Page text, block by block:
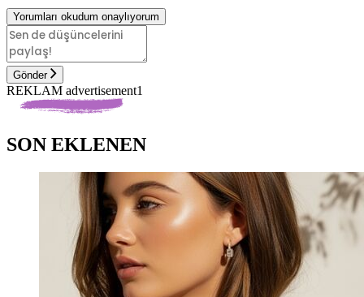
Yorumları okudum onaylıyorum
Gönder
REKLAM advertisement1
SON EKLENEN